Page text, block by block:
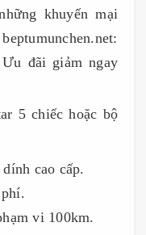
khuyến mại
đãi giảm ngay
5 chiếc hoặc bộ
cao cấp.
vi 100km.